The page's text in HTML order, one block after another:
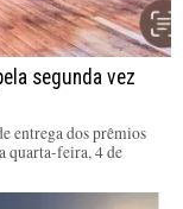
segunda vez
entrega dos prêmios
quarta-feira, 4 de